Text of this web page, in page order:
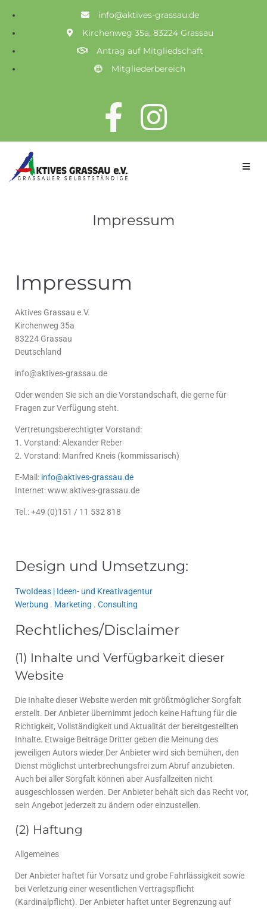
info@aktives-grassau.de
Kirchenweg 35a, 83224 Grassau
Antrag auf Mitgliedschaft
Mitgliederbereich
Impressum
Impressum
Aktives Grassau e.V.
Kirchenweg 35a
83224 Grassau
Deutschland
info@aktives-grassau.de
Oder wenden Sie sich an die Vorstandschaft, die gerne für
Fragen zur Verfügung steht.
Vertretungsberechtigter Vorstand:
1. Vorstand: Alexander Reber
2. Vorstand: Manfred Kneis (kommissarisch)
E-Mail: info@aktives-grassau.de
Internet: www.aktives-grassau.de
Tel.: +49 (0)151 / 11 532 818
Design und Umsetzung:
TwoIdeas | Ideen- und Kreativagentur
Werbung . Marketing . Consulting
Rechtliches/Disclaimer
(1) Inhalte und Verfügbarkeit dieser
Website
Die Inhalte dieser Website werden mit größtmöglicher Sorgfalt
erstellt. Der Anbieter übernimmt jedoch keine Haftung für die
Richtigkeit, Vollständigkeit und Aktualität der bereitgestellten
Inhalte. Etwaige Beiträge Dritter geben die Meinung des
jeweiligen Autors wieder.Der Anbieter wird sich bemühen, den
Dienst möglichst unterbrechungsfrei zum Abruf anzubieten.
Auch bei aller Sorgfalt können aber Ausfallzeiten nicht
ausgeschlossen werden. Der Anbieter behält sich das Recht vor,
sein Angebot jederzeit zu ändern oder einzustellen.
(2) Haftung
Allgemeines
Der Anbieter haftet für Vorsatz und grobe Fahrlässigkeit sowie
bei Verletzung einer wesentlichen Vertragspflicht
(Kardinalpflicht). Der Anbieter haftet unter Begrenzung auf